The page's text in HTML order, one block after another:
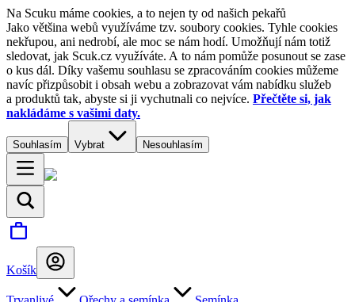
Na Scuku máme cookies, a to nejen ty od našich pekařů
Jako většina webů využíváme tzv. soubory cookies. Tyhle cookies
nekřupou, ani nedrobí, ale moc se nám hodí. Umožňují nám totiž
sledovat, jak Scuk.cz využíváte. A to nám pomůže posunout se zase
o kus dál. Díky vašemu souhlasu se zpracováním cookies můžeme
navíc přizpůsobit i obsah webu a zobrazovat vám nabídku služeb
a produktů tak, abyste si ji vychutnali co nejvíce. Přečtěte si, jak
nakládáme s vašimi daty.
Souhlasím Vybrat Nesouhlasím
Košík